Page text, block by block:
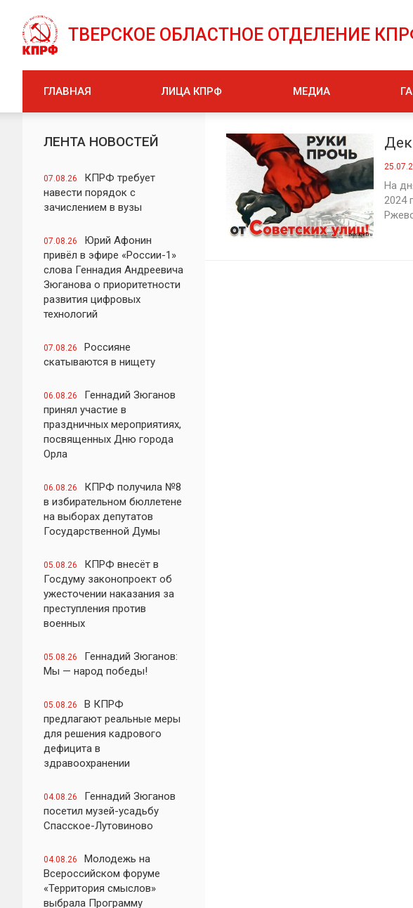
ТВЕРСКОЕ ОБЛАСТНОЕ ОТДЕЛЕНИЕ
ГЛАВНАЯ ЛИЦА КПРФ МЕДИА
ЛЕНТА НОВОСТЕЙ
07.08.26
КПРФ требует
навести порядок с
зачислением в вузы
07.08.26
Юрий Афонин
привёл в эфире «России-1»
слова Геннадия Андреевича
Зюганова о приоритетности
развития цифровых
технологий
07.08.26
Россияне
скатываются в нищету
06.08.26
Геннадий Зюганов
принял участие в
праздничных мероприятиях,
посвященных Дню города
Орла
06.08.26
КПРФ получила №8
в избирательном бюллетене
на выборах депутатов
Государственной Думы
05.08.26
КПРФ внесёт в
Госдуму законопроект об
ужесточении наказания за
преступления против
военных
05.08.26
Геннадий Зюганов:
Мы — народ победы!
05.08.26
В КПРФ
предлагают реальные меры
для решения кадрового
дефицита в
здравоохранении
04.08.26
Геннадий Зюганов
посетил музей-усадьбу
Спасское-Лутовиново
04.08.26
Молодежь на
Всероссийском форуме
«Территория смыслов»
выбрала Программу
На
2024